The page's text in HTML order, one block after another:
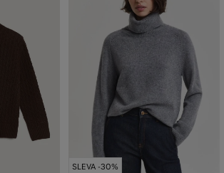
SLEVA -30%